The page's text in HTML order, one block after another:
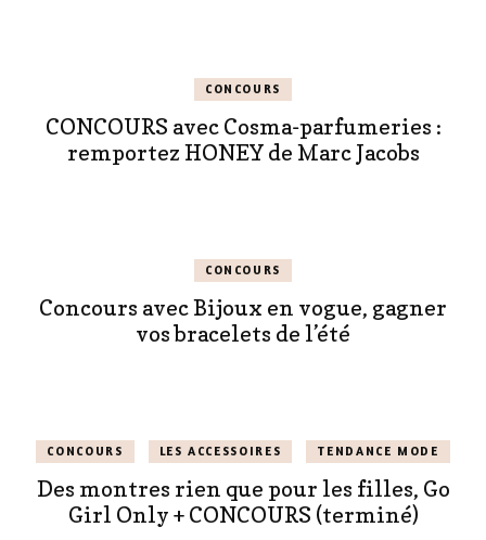
CONCOURS
CONCOURS avec Cosma-parfumeries :
remportez HONEY de Marc Jacobs
CONCOURS
Concours avec Bijoux en vogue, gagner
vos bracelets de l’été
CONCOURS LES ACCESSOIRES TENDANCE MODE
Des montres rien que pour les filles, Go
Girl Only + CONCOURS (terminé)